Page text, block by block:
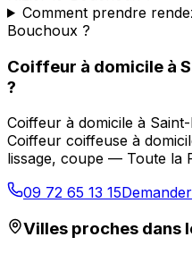
Comment prendre
Bouchoux ?
Coiffeur à domicile à
?
Coiffeur à domicile à
Coiffeur coiffeuse à
lissage, coupe — Toute la
09 72 65 13 15
Villes proches dans